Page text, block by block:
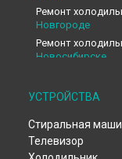
Ремонт
Новгороде
Ремонт
Новосибирске
Ремонт
Ремонт
Ремонт
УСТРОЙСТВА
Стиральная
Телевизор